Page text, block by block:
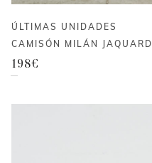
ÚLTIMAS UNIDADES
CAMISÓN MILÁN JAQUARD
198€